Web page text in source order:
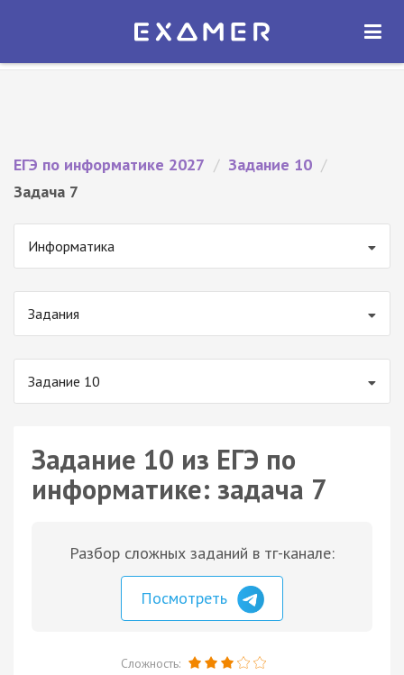
Экзамер — ЕГЭ 2027
ОТКРЫТЬ
ЕГЭ по информатике 2027 / Задание 10 /
Задача 7
Информатика
Задания
Задание 10
Задание 10 из ЕГЭ по
информатике: задача 7
Разбор сложных заданий в тг-канале:
Посмотреть
Сложность: